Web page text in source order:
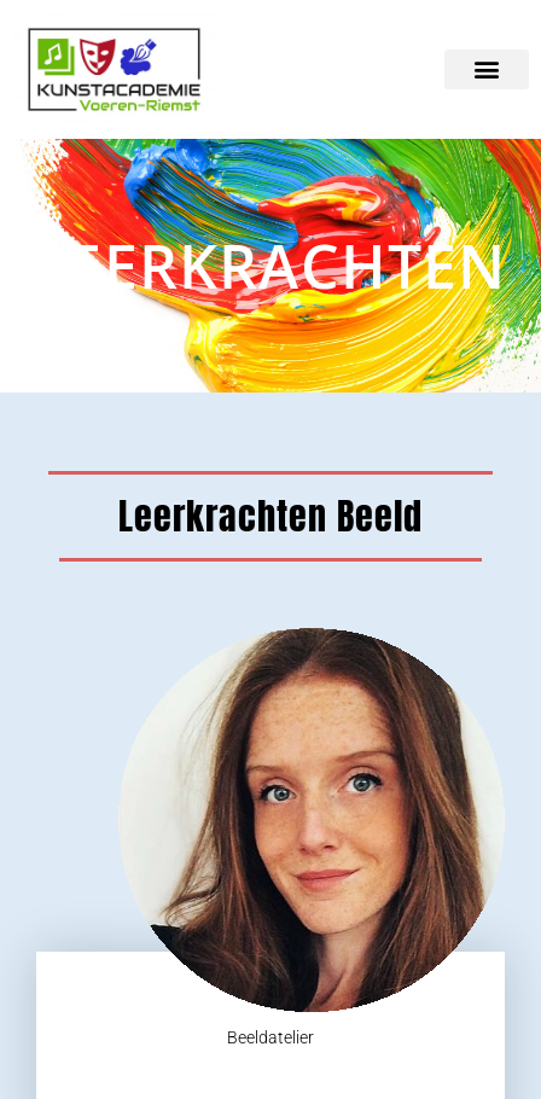
LEERKRACHTEN
Leerkrachten Beeld
Beeldatelier